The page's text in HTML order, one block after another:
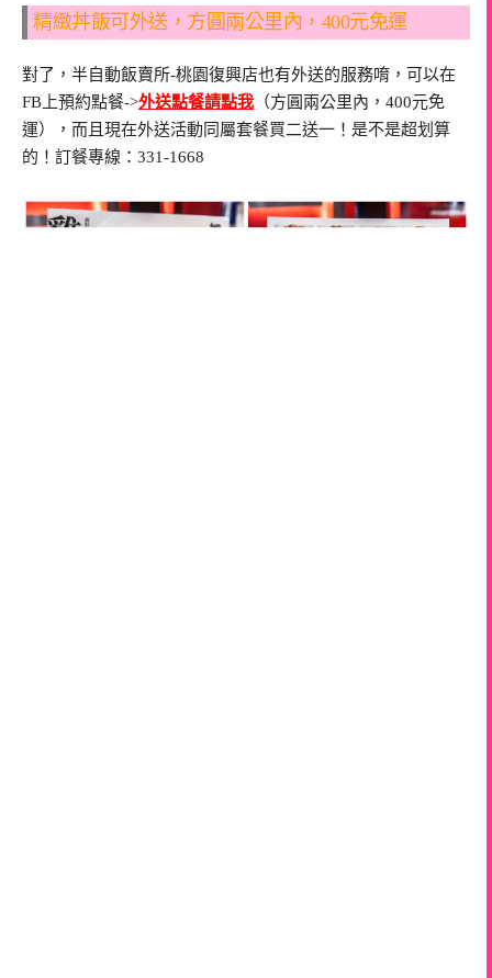
精緻丼飯可外送，方圓兩公里內，400元免運
對了，半自動飯賣所-桃園復興店也有外送的服務唷，可以在
FB上預約點餐->外送點餐請點我 （方圓兩公里內，400元免
運），而且現在外送活動同屬套餐買二送一！是不是超划算
的！訂餐專線：331-1668